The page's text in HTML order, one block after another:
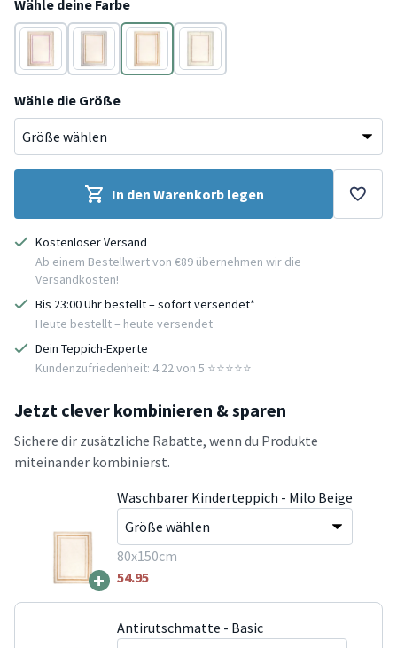
Wähle deine Farbe
Rosa Grau Beige
Grün
Wähle die Größe
In den Warenkorb legen
Kostenloser Versand
Ab einem Bestellwert von €89 übernehmen wir die
Versandkosten!
Bis 23:00 Uhr bestellt – sofort versendet*
Heute bestellt – heute versendet
Dein Teppich-Experte
Kundenzufriedenheit: 4.22 von 5 ⭐️⭐️⭐️⭐️⭐️
Jetzt clever kombinieren & sparen
Sichere dir zusätzliche Rabatte, wenn du Produkte
miteinander kombinierst.
+
Waschbarer Kinderteppich - Milo Beige
80x150cm
54.95
Antirutschmatte - Basic